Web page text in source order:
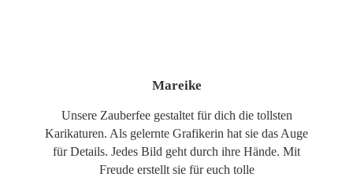
Mareike
Unsere Zauberfee gestaltet für dich die tollsten
Karikaturen. Als gelernte Grafikerin hat sie das Auge
für Details. Jedes Bild geht durch ihre Hände. Mit
Freude erstellt sie für euch tolle